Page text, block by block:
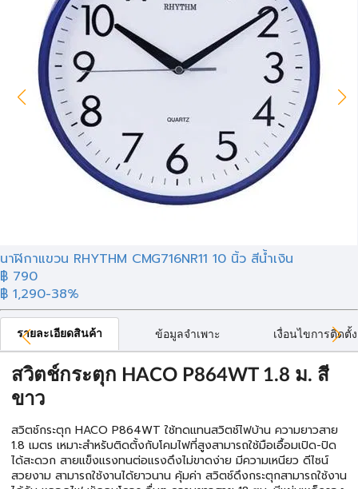
นาฬิกาแขวน RHYTHM CMG716NR11 10 นิ้ว สีน้ำเงิน
฿ 790
฿ 1,290-38%
รายละเอียดสินค้า ข้อมูลจำเพาะ เงื่อนไขการติดตั้ง
สวิตช์กระตุก HACO P864WT 1.8 ม. สี
ขาว
สวิตช์กระตุก HACO P864WT ใช้ทดแทนสวิตช์ไฟบ้าน ความยาวสาย
1.8 เมตร เหมาะสำหรับติดตั้งกับโคมไฟที่สูงสามารถใช้มือเอื้อมเปิด-ปิด
ได้สะดวก สายแข็งแรงทนต่อแรงดึงไม่ขาดง่าย มีความเหนียว ดีไซน์
สวยงาม สามารถใช้งานได้ยาวนาน คุ้มค่า สวิตช์ดึงกระตุกสามารถใช้งาน